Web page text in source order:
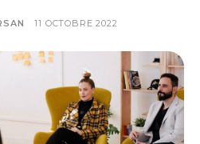
11 OCTOBRE 2022